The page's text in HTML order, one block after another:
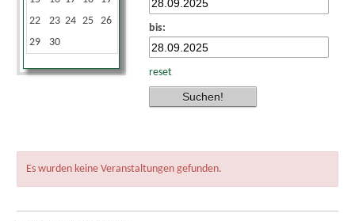
22
23 24 25 26
29
30
bis:
reset
Es wurden keine Veranstaltungen gefunden.